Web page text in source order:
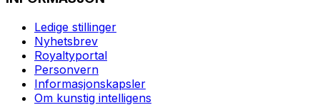
Ledige stillinger
Nyhetsbrev
Royaltyportal
Personvern
Informasjonskapsler
Om kunstig intelligens